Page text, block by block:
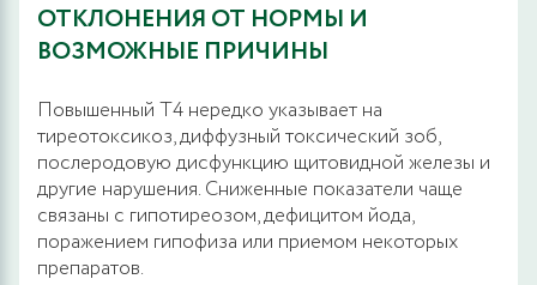
ОТКЛОНЕНИЯ ОТ НОРМЫ И
ВОЗМОЖНЫЕ ПРИЧИНЫ
Повышенный Т4 нередко указывает на
тиреотоксикоз, диффузный токсический зоб,
послеродовую дисфункцию щитовидной железы и
другие нарушения. Сниженные показатели чаще
связаны с гипотиреозом, дефицитом йода,
поражением гипофиза или приемом некоторых
препаратов.